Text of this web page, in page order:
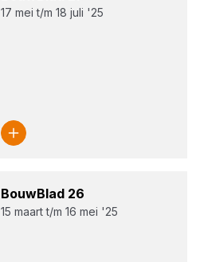
17 mei t/m 18 juli '25
Bouw­Blad 26
15 maart t/m 16 mei '25